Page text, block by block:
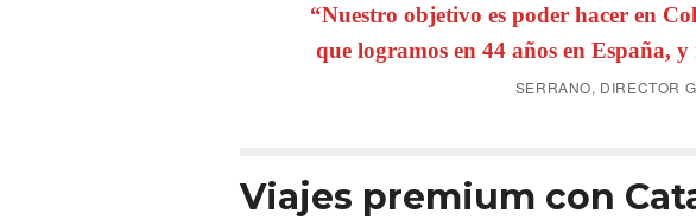
“Nuestro objetivo es poder hacer en
que logramos en 44 años en España,
SERRANO, DIRECTOR
Viajes premium con